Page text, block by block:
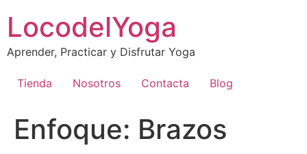
content
LocodelYoga
Aprender, Practicar y Disfrutar Yoga
Tienda Nosotros Contacta Blog
Enfoque: Brazos